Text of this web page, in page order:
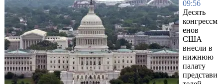
09:56
Десять
конгрессм
енов
США
внесли в
нижнюю
палату
представи